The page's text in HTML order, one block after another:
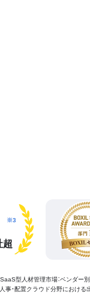
超
※3
型人材管理市場：ベンダー
・配置クラウド分野における